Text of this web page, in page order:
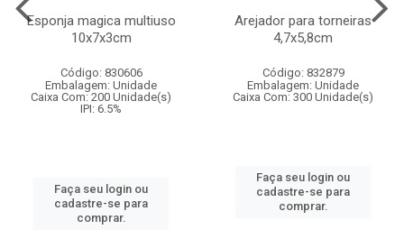
Esponja magica multiuso
10x7x3cm
Código: 830606
Embalagem: Unidade
Caixa Com: 200 Unidade(s)
IPI: 6.5%
Faça seu login ou
cadastre-se para
comprar.
Arejador para torneiras
4,7x5,8cm
Código: 832879
Embalagem: Unidade
Caixa Com: 300 Unidade(s)
Faça seu login ou
cadastre-se para
comprar.